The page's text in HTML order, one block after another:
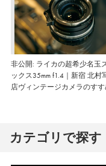
非公開: ライカの超希少名玉
ックス35mm f1.4｜新宿 北村
店ヴィンテージカメラのすす
カテゴリで探す